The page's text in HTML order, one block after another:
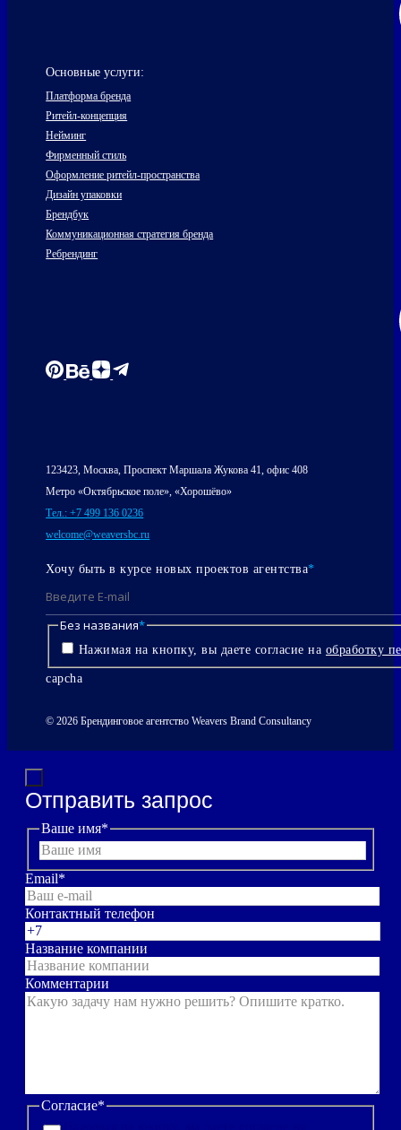
Основные услуги:
Платформа бренда
Ритейл-концепция
Нейминг
Фирменный стиль
Оформление ритейл-пространства
Дизайн упаковки
Брендбук
Коммуникационная стратегия бренда
Ребрендинг
123423, Москва, Проспект Маршала Жукова 41, офис 408
Метро «Октябрьское поле», «Хорошёво»
Тел.: +7 499 136 0236
welcome@weaversbc.ru
Хочу быть в курсе новых проектов агентства*
Без названия*
Нажимая на кнопку, вы даете согласие на обработку
capcha
© 2026 Брендинговое агентство Weavers Brand Consultancy
Отправить запрос
Ваше имя*
Email*
Контактный телефон
Название компании
Комментарии
Согласие*